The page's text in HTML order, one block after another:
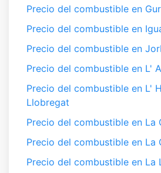
Precio del combustible en
Precio del combustible en
Precio del combustible en
Precio del combustible en L'
Precio del combustible en L'
Llobregat
Precio del combustible en La
Precio del combustible en La
Precio del combustible en La